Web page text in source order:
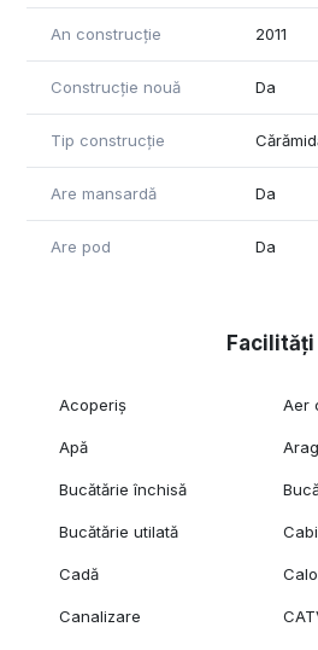
An construcție 2011
Construcție nouă Da
Tip construcție
Are mansardă Da
Are pod Da
Facilități
Acoperiș Aer
Apă
Bucătărie închisă
Bucătărie utilată
Cadă
Canalizare